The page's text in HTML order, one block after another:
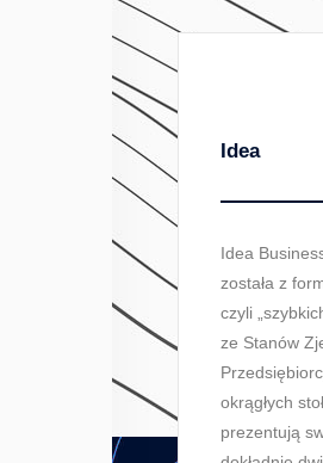
Idea
Idea
została z
czyli
ze Stanów
okrągłych
prezentują